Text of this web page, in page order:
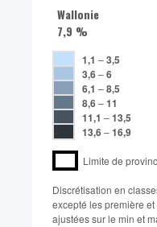
Wallonie
7,9 %
1,1 –3,5
3,6–6
6,1 –8,5
8,6–11
11,1 –13,5
13,6–16,9
Limite de
Discrétisation en
excepté les première
ajustées sur le min et